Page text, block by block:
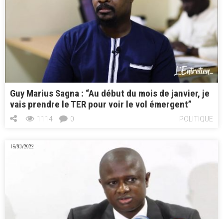
Guy Marius Sagna : “Au début du mois de janvier, je
vais prendre le TER pour voir le vol émergent”
POLITIQUE
1114 0
16/03/2022